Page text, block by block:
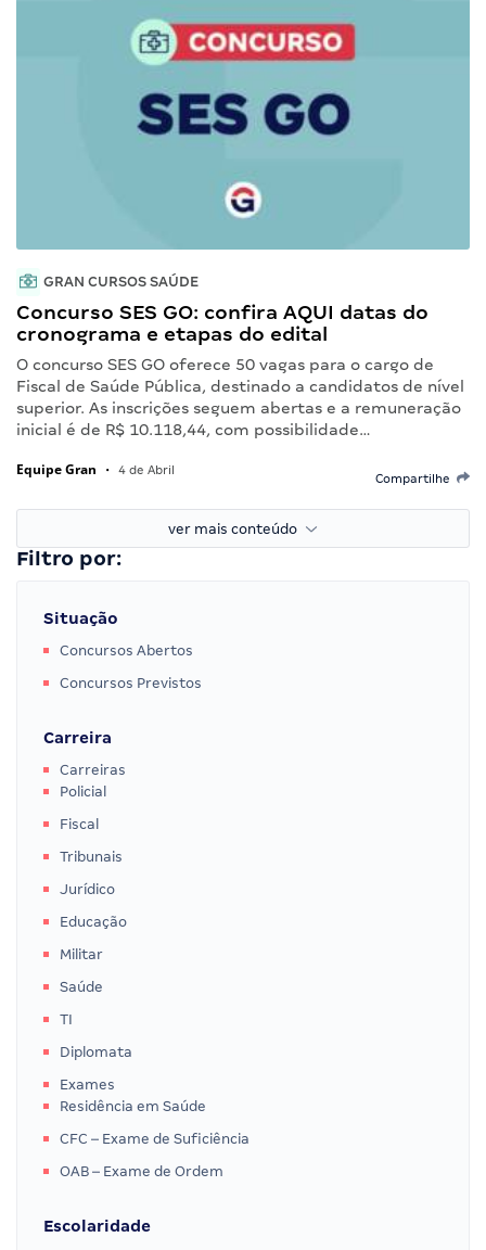
GRAN CURSOS SAÚDE
Concurso SES GO: confira AQUI datas do
cronograma e etapas do edital
O concurso SES GO oferece 50 vagas para o cargo de
Fiscal de Saúde Pública, destinado a candidatos de nível
superior. As inscrições seguem abertas e a remuneração
inicial é de R$ 10.118,44, com possibilidade…
Equipe Gran • 4 de Abril
Compartilhe
ver mais conteúdo
Filtro por:
Situação
Concursos Abertos
Concursos Previstos
Carreira
Carreiras
Policial
Fiscal
Tribunais
Jurídico
Educação
Militar
Saúde
TI
Diplomata
Exames
Residência em Saúde
CFC – Exame de Suficiência
OAB – Exame de Ordem
Escolaridade